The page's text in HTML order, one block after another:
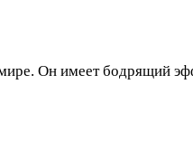
Он имеет бодрящий